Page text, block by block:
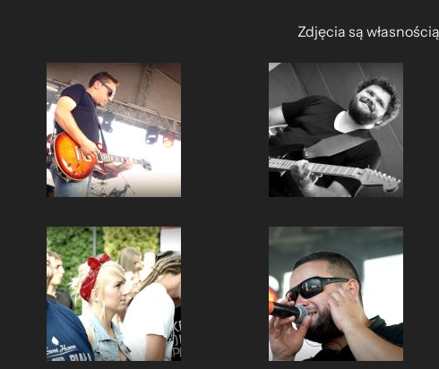
Zdjęcia są